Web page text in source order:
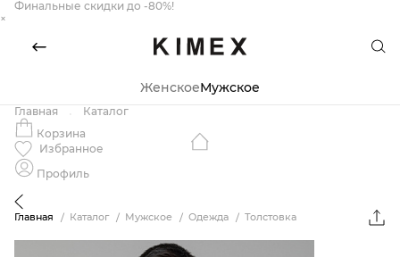
Финальные скидки до -80%!
×
ЖенскоеМужское
Главная
Каталог
Корзина
Избранное
Профиль
Главная Каталог Мужское Одежда Толстовка